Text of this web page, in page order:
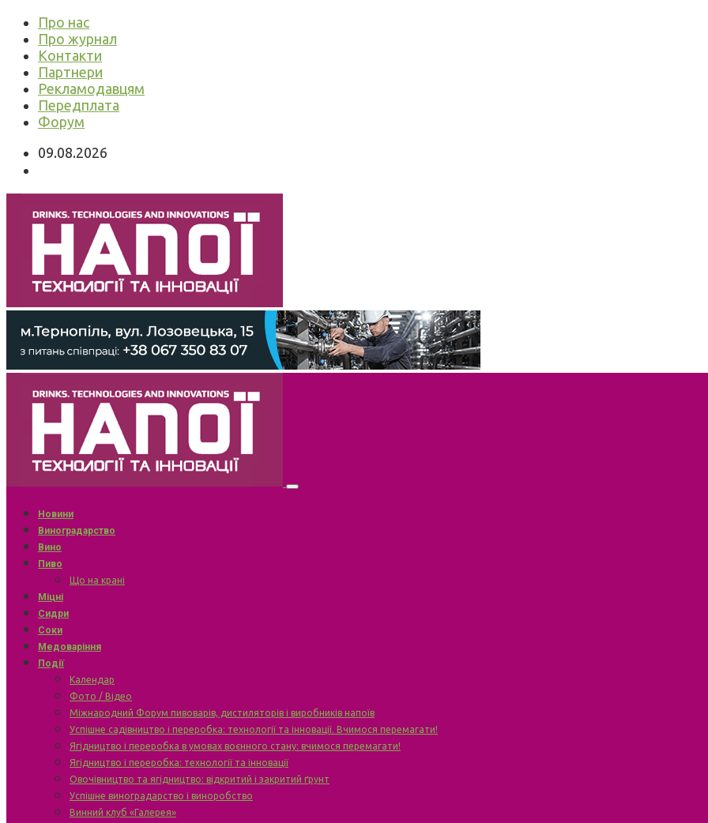
Про нас
Про журнал
Контакти
Партнери
Рекламодавцям
Передплата
Форум
09.08.2026
Новини
Виноградарство
Вино
Пиво
Що на крані
Міцні
Сидри
Соки
Медоваріння
Події
Календар
Фото / Відео
Міжнародний Форум пивоварів, дистиляторів і виробників напоїв
Успішне садівництво і переробка: технології та інновації. Вчимося перемагати!
Ягідництво і переробка в умовах воєнного стану: вчимося перемагати!
Ягідництво і переробка: технології та інновації
Овочівництво та ягідництво: відкритий і закритий ґрунт
Успішне виноградарство і виноробство
Винний клуб «Галерея»